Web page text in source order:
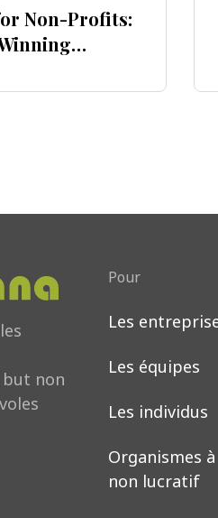
now
Non-Profits:
non
Pour
Les
Les équipes
Les individus
Organismes
non lucratif